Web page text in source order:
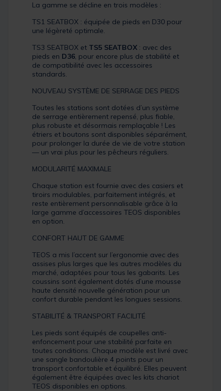
La gamme se décline en trois modèles :
TS1 SEATBOX : équipée de pieds en D30 pour
une légèreté optimale.
TS3 SEATBOX et TS5 SEATBOX : avec des
pieds en D36, pour encore plus de stabilité et
de compatibilité avec les accessoires
standards.
NOUVEAU SYSTÈME DE SERRAGE DES PIEDS
Toutes les stations sont dotées d’un système
de serrage entièrement repensé, plus fiable,
plus robuste et désormais remplaçable ! Les
étriers et boutons sont disponibles séparément,
pour prolonger la durée de vie de votre station
— un vrai plus pour les pêcheurs réguliers.
MODULARITÉ MAXIMALE
Chaque station est fournie avec des casiers et
tiroirs modulables, parfaitement intégrés, et
reste entièrement personnalisable grâce à la
large gamme d’accessoires TEOS disponibles
en option.
CONFORT HAUT DE GAMME
TEOS a mis l’accent sur l’ergonomie avec des
assises plus larges que les autres modèles du
marché, adaptées pour tous les gabarits. Les
coussins sont également dotés d’une mousse
haute densité nouvelle génération pour un
confort durable pendant les longues sessions.
STABILITÉ & TRANSPORT FACILITÉ
Les pieds sont équipés de coupelles anti-
enfoncement pour une stabilité parfaite en
toutes conditions. Chaque modèle est livré avec
une sangle bandoulière 4 points pour un
transport confortable et équilibré. Elles peuvent
également être équipées avec les kits chariot
TEOS disponibles en options.